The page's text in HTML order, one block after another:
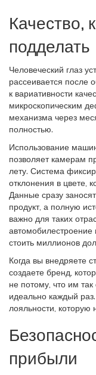
Качество,
подделать
Человеческий глаз
рассеивается после
к вариативности
микроскопическим
механизма через
полностью.
Использование
позволяет камерам
лету. Система
отклонения в цвете,
Данные сразу
продукт, а полную
важно для таких
автомобилестроение
стоить миллионов
Когда вы внедряете
создаете бренд,
не потому, что им
идеально каждый
лояльности, которую
прибыли